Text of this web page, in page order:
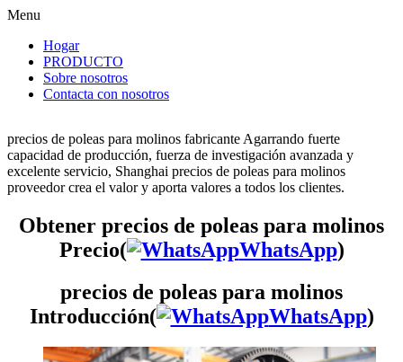
Menu
Hogar
PRODUCTO
Sobre nosotros
Contacta con nosotros
precios de poleas para molinos fabricante Agarrando fuerte
capacidad de producción, fuerza de investigación avanzada y
excelente servicio, Shanghai precios de poleas para molinos
proveedor crea el valor y aporta valores a todos los clientes.
Obtener precios de poleas para molinos
Precio(
WhatsApp)
precios de poleas para molinos
Introducción(
WhatsApp)